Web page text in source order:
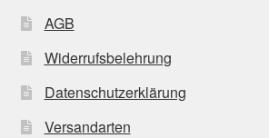
AGB
Widerrufsbelehrung
Datenschutzerklärung
Versandarten